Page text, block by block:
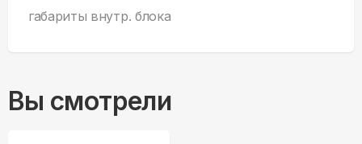
габариты внутр. блока
Вы смотрели